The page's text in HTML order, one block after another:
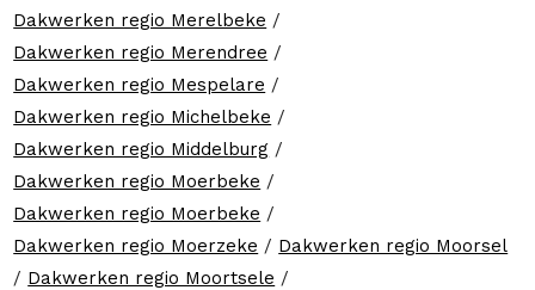
Dakwerken regio Merelbeke /
Dakwerken regio Merendree /
Dakwerken regio Mespelare /
Dakwerken regio Michelbeke /
Dakwerken regio Middelburg /
Dakwerken regio Moerbeke /
Dakwerken regio Moerbeke /
Dakwerken regio Moerzeke / Dakwerken regio Moorsel
/ Dakwerken regio Moortsele /